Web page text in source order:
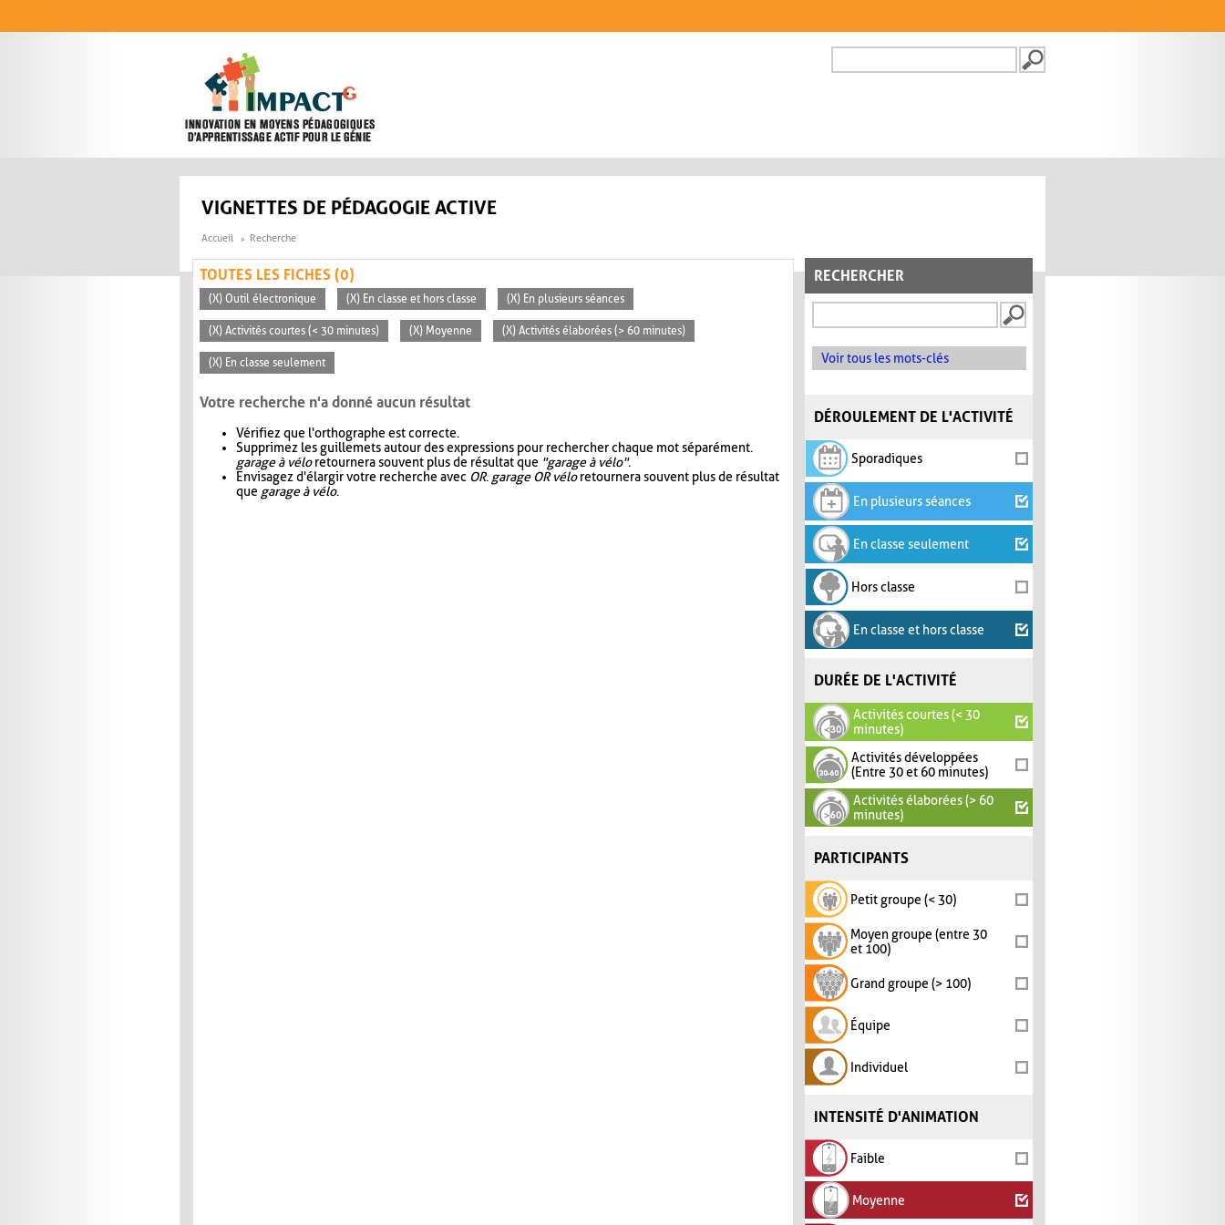
FORMULAIRE DE
VIGNETTES DE PÉDAGOGIE ACTIVE
Accueil Recherche
RECHERCHER
Voir tous les mots-clés
DÉROULEMENT DE L'ACTIVITÉ
Sporadiques
En plusieurs séances
En classe seulement
Hors classe
En classe et hors classe
DURÉE DE L'ACTIVITÉ
Activités courtes (< 30
minutes)
Activités développées
(Entre 30 et 60 minutes)
Activités élaborées (> 60
minutes)
PARTICIPANTS
Petit groupe (< 30)
Moyen groupe (entre 30
et 100)
Grand groupe (> 100)
Équipe
Individuel
INTENSITÉ D'ANIMATION
Faible
Moyenne
TOUTES LES FICHES (0)
(X) Outil électronique (X) En classe et hors classe (X) En plusieurs séances
(X) Activités courtes (< 30 minutes) (X) Moyenne (X) Activités élaborées (> 60 minutes)
(X) En classe seulement
Votre recherche n'a donné aucun résultat
Vérifiez que l'orthographe est correcte.
Supprimez les guillemets autour des expressions pour rechercher chaque mot séparément.
garage à véloretournera souvent plus de résultat que "garage à vélo".
Envisagez d'élargir votre recherche avec OR. garage OR véloretournera souvent plus de résultat
que garage à vélo.